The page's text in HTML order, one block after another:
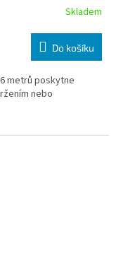
Skladem
Do košíku
metrů poskytne
nebo